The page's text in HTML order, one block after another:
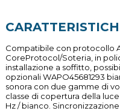
Compatibile con protocollo
CoreProtocol/Soteria, in
installazione a soffitto,
opzionali WAPO45681293
sonora con due gamme di
classe di copertura della
Hz / bianco.